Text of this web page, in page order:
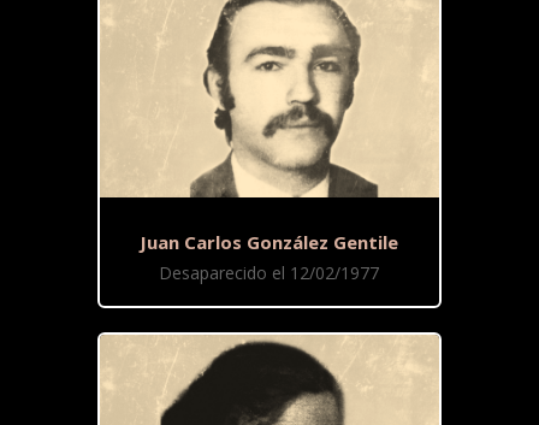
Juan Carlos González Gentile
Desaparecido el 12/02/1977